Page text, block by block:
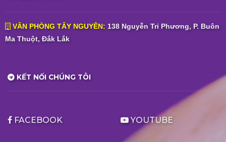
VĂN PHÒNG TÂY NGUYÊN: 138 Nguyễn Tri Phương, P. Buôn
Ma Thuột, Đắk Lắk
KẾT NỐI CHÚNG TÔI
FACEBOOK YOUTUBE